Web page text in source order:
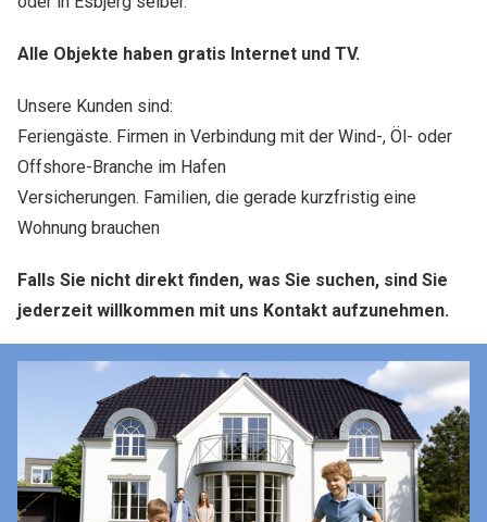
Alle Objekte haben gratis Internet und TV.
Unsere Kunden sind:
Feriengäste. Firmen in Verbindung mit der Wind-, Öl- oder
Offshore-Branche im Hafen
Versicherungen. Familien, die gerade kurzfristig eine
Wohnung brauchen
Falls Sie nicht direkt finden, was Sie suchen, sind Sie
jederzeit willkommen mit uns Kontakt aufzunehmen.